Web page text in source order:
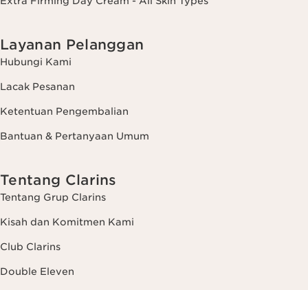
Layanan Pelanggan
Hubungi Kami
Lacak Pesanan
Ketentuan Pengembalian
Bantuan & Pertanyaan Umum
Tentang Clarins
Tentang Grup Clarins
Kisah dan Komitmen Kami
Club Clarins
Double Eleven